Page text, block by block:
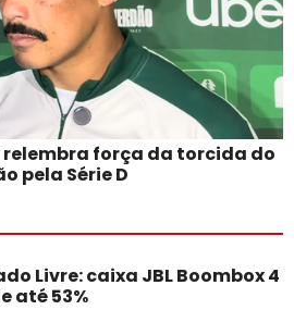
força da torcida do
pela Série D
Livre: caixa JBL Boombox 4
até 53%